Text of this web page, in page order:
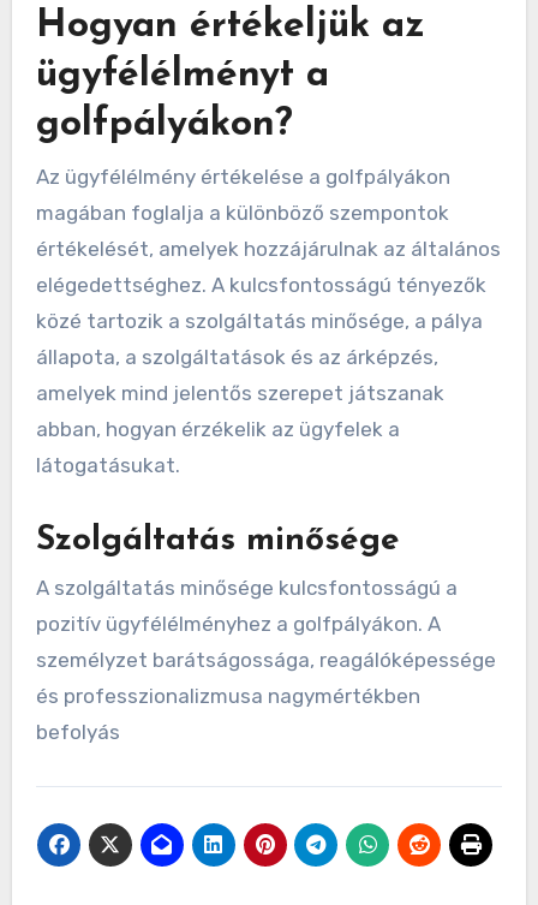
tovább növelheti a láthatóságot és vonzhat egy
nagyobb közönséget, ami mind a pálya, mind a
résztvevők számára előnyös.
Hogyan értékeljük az
ügyfélélményt a
golfpályákon?
Az ügyfélélmény értékelése a golfpályákon
magában foglalja a különböző szempontok
értékelését, amelyek hozzájárulnak az általános
közé tartozik a szolgáltatás minősége, a pálya
amelyek mind jelentős szerepet játszanak
abban, hogyan érzékelik az ügyfelek a
látogatásukat.
Szolgáltatás minősége
pozitív ügyfélélményhez a golfpályákon. A
személyzet barátságossága, reagálóképessége